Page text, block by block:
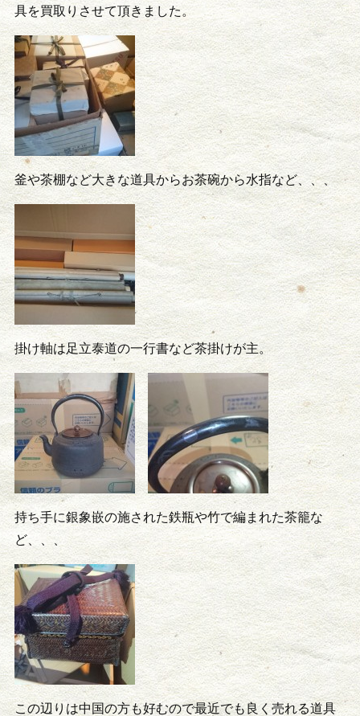
具を買取りさせて頂きました。
釜や茶棚など大きな道具からお茶碗から水指など、、、
掛け軸は足立泰道の一行書など茶掛けが主。
持ち手に銀象嵌の施された鉄瓶や竹で編まれた茶籠な
ど、、、
この辺りは中国の方も好むので最近でも良く売れる道具